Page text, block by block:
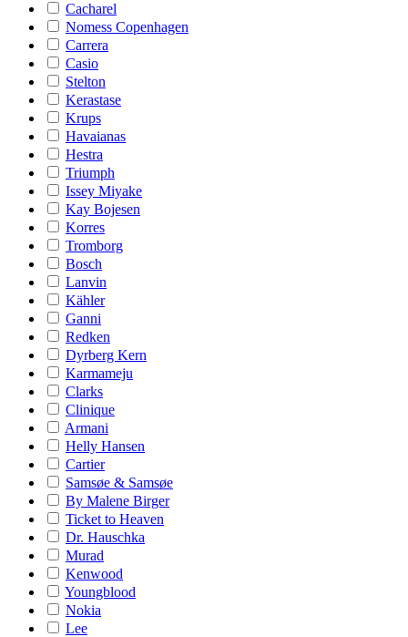
Cacharel
Nomess Copenhagen
Carrera
Casio
Stelton
Kerastase
Krups
Havaianas
Hestra
Triumph
Issey Miyake
Kay Bojesen
Korres
Tromborg
Bosch
Lanvin
Kähler
Ganni
Redken
Dyrberg Kern
Karmameju
Clarks
Clinique
Armani
Helly Hansen
Cartier
Samsøe & Samsøe
By Malene Birger
Ticket to Heaven
Dr. Hauschka
Murad
Kenwood
Youngblood
Nokia
Lee